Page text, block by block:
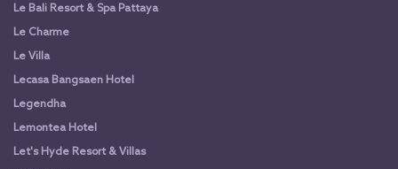
Le Bali Resort & Spa Pattaya
Le Charme
Le Villa
Lecasa Bangsaen Hotel
Legendha
Lemontea Hotel
Let's Hyde Resort & Villas